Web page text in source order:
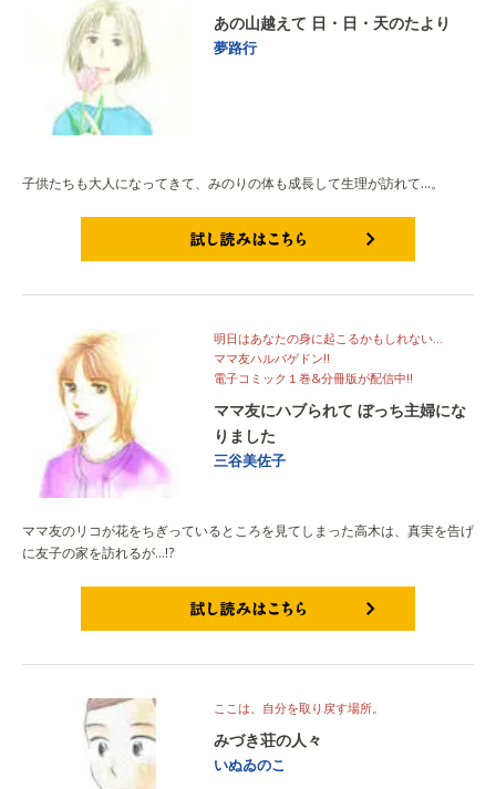
あの山越えて 日・日・天のたより
夢路行
子供たちも大人になってきて、みのりの体も成長して生理が訪れて…。
明日はあなたの身に起こるかもしれない…
ママ友ハルバゲドン!!
電子コミック１巻&分冊版が配信中!!
ママ友にハブられて ぼっち主婦にな
りました
三谷美佐子
ママ友のリコが花をちぎっているところを見てしまった高木は、真実を告げ
に友子の家を訪れるが…!?
ここは、自分を取り戻す場所。
みづき荘の人々
いぬゐのこ